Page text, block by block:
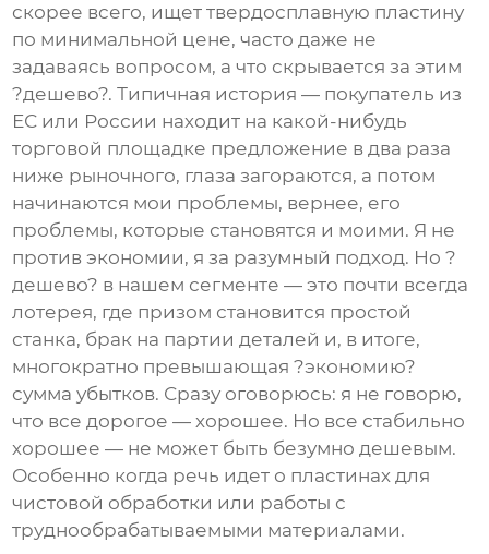
скорее всего, ищет твердосплавную пластину
по минимальной цене, часто даже не
задаваясь вопросом, а что скрывается за этим
?дешево?. Типичная история — покупатель из
ЕС или России находит на какой-нибудь
торговой площадке предложение в два раза
ниже рыночного, глаза загораются, а потом
начинаются мои проблемы, вернее, его
проблемы, которые становятся и моими. Я не
против экономии, я за разумный подход. Но ?
дешево? в нашем сегменте — это почти всегда
лотерея, где призом становится простой
станка, брак на партии деталей и, в итоге,
многократно превышающая ?экономию?
сумма убытков. Сразу оговорюсь: я не говорю,
что все дорогое — хорошее. Но все стабильно
хорошее — не может быть безумно дешевым.
Особенно когда речь идет о пластинах для
чистовой обработки или работы с
труднообрабатываемыми материалами.